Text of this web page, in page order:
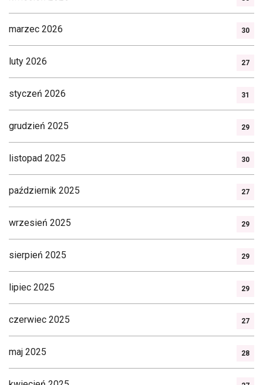
marzec 2026 30
luty 2026 27
styczeń 2026 31
grudzień 2025 29
listopad 2025 30
październik 2025 27
wrzesień 2025 29
sierpień 2025 29
lipiec 2025 29
czerwiec 2025 27
maj 2025 28